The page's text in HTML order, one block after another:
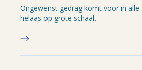
Ongewenst gedrag komt voor in alle
helaas op grote schaal.